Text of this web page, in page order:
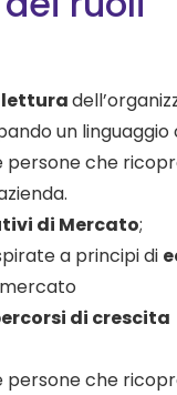
lettura
un linguaggio
che
di Mercato;
a principi di
di crescita
che